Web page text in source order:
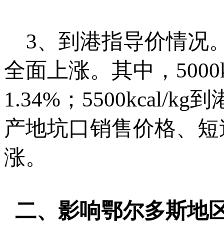
3、到港指导价情况
全面上涨。其中，
1.34%；5500kcal/kg
产地坑口销售价格、
涨。
二、影响鄂尔多斯地